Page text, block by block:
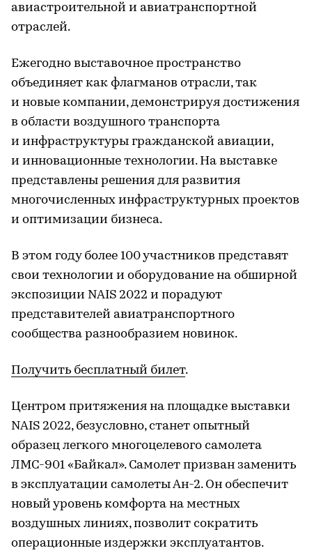
авиастроительной и авиатранспортной
отраслей.
Ежегодно выставочное пространство
объединяет как флагманов отрасли, так
и новые компании, демонстрируя достижения
в области воздушного транспорта
и инфраструктуры гражданской авиации,
и инновационные технологии. На выставке
представлены решения для развития
многочисленных инфраструктурных проектов
и оптимизации бизнеса.
В этом году более 100 участников представят
свои технологии и оборудование на обширной
экспозиции NAIS 2022 и порадуют
представителей авиатранспортного
сообщества разнообразием новинок.
Получить бесплатный билет.
Центром притяжения на площадке выставки
NAIS 2022, безусловно, станет опытный
образец легкого многоцелевого самолета
ЛМС-901 «Байкал». Самолет призван заменить
в эксплуатации самолеты Ан-2. Он обеспечит
новый уровень комфорта на местных
воздушных линиях, позволит сократить
операционные издержки эксплуатантов.